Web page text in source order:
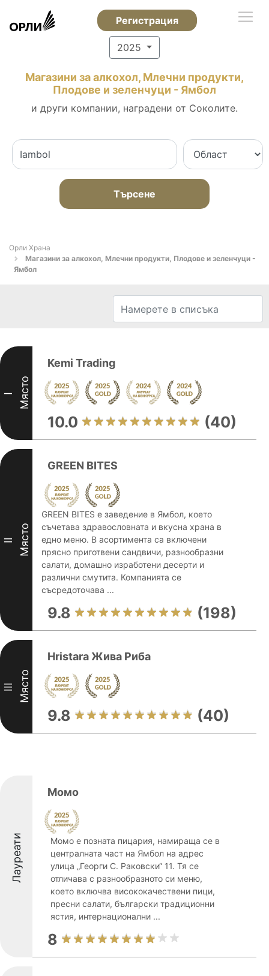
Регистрация
2025
Магазини за алкохол, Млечни продукти,
Плодове и зеленчуци - Ямбол
и други компании, наградени от Соколите.
Търсене
Орли Храна
Магазини за алкохол, Млечни продукти, Плодове и зеленчуци -
Ямбол
I Място
Kemi Trading
10.0 (40)
II Място
GREEN BITES
GREEN BITES е заведение в Ямбол, което
съчетава здравословната и вкусна храна в
едно меню. В асортимента са включени
прясно приготвени сандвичи, разнообразни
салати, домашно изработени десерти и
различни смутита. Компанията се
съсредоточава ...
9.8 (198)
III Място
Hristara Жива Риба
9.8 (40)
Лауреати
Момо
Момо е позната пицария, намираща се в
централната част на Ямбол на адрес
улица „Георги С. Раковски“ 11. Тя се
отличава с разнообразното си меню,
което включва висококачествени пици,
пресни салати, български традиционни
ястия, интернационални ...
8